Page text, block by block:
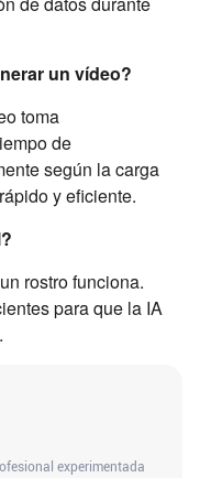
un vídeo?
toma
de
según la carga
y eficiente.
rostro funciona.
para que la IA
experimentada